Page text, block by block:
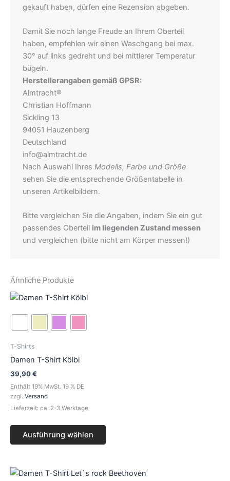
gekauft haben, dürfen eine Rezension abgeben.
Damit Sie noch lange Freude an Ihrem Oberteil
haben, empfehlen wir einen Waschgang bei max.
30° auf links gedreht und bei mittlerer Temperatur
bügeln.
Herstellerangaben gemäß GPSR:
Almtracht®
Christian Hoffmann
Sickling 13
94051 Hauzenberg
Deutschland
info@almtracht.de
Nach Auswahl Ihres Modells, Farbe und Größe
sehen Sie die entsprechende Größentabelle in
unseren Artikelbildern.
Bitte vergleichen Sie die Angaben, indem Sie ein gut
passendes Oberteil im liegenden Zustand messen
und vergleichen (bitte nicht am Körper messen!)
Ähnliche Produkte
T-Shirts
Damen T-Shirt Kölbi
39,90€
Enthält 19% MwSt. 19 % DE
zzgl. Versand
Lieferzeit: ca. 2-3 Werktage
Ausführung wählen
gewählt
Dieses